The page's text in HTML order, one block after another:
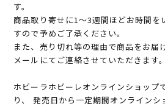
す。
商品取り寄せに1～3週間ほどお時間を
すので予めご了承ください。
また、売り切れ等の理由で商品をお届
メールにてご連絡させていただきます。
ホビーラホビーレオンラインショップ
り、 発売日から一定期間オンライン